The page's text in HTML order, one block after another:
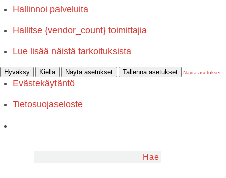
Hallinnoi palveluita
Hallitse {vendor_count} toimittajia
Lue lisää näistä tarkoituksista
Hyväksy Kiellä Näytä asetukset Tallenna asetukset Näytä asetukset
Evästekäytäntö
Tietosuojaseloste